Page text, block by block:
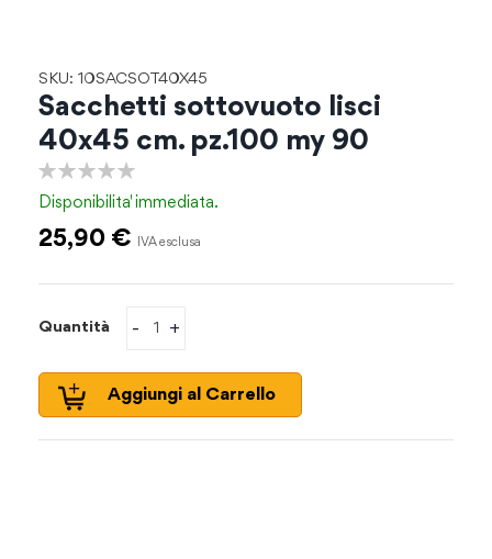
SKU: 10SACSOT40X45
Sacchetti sottovuoto lisci
40x45 cm. pz.100 my 90
Disponibilita'immediata.
25,90 €
Quantità +
-
Aggiungi al Carrello
all'inizio
galleria